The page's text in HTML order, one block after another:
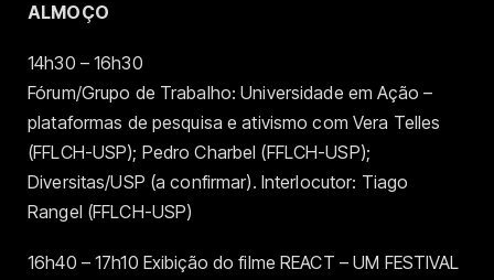
ALMOÇO
14h30 – 16h30
Fórum/Grupo de Trabalho: Universidade em Ação –
plataformas de pesquisa e ativismo com Vera Telles
(FFLCH-USP); Pedro Charbel (FFLCH-USP);
Diversitas/USP (a confirmar). Interlocutor: Tiago
Rangel (FFLCH-USP)
16h40 – 17h10 Exibição do filme REACT – UM FESTIVAL